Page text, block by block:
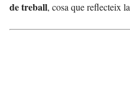
de treball, cosa que reflecteix